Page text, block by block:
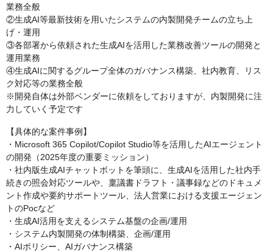
業務全般
②生成AI等最新技術を用いたシステムの内製開発チームの立ち上
げ・運用
③各部署から依頼された生成AIを活用した業務改善ツールの開発と
運用業務
④生成AIに関するグループ全体のガバナンス構築、社内教育、リス
ク対応等の業務全般
※開発自体は外部ベンダーに依頼をしておりますが、内製開発に注
力していく予定です
【具体的な案件事例】
・Microsoft 365 Copilot/Copilot Studio等を活用したAIエージェント
の開発（2025年度の重要ミッション）
・社内版生成AIチャットボットを筆頭に、生成AIを活用した社内手
続きの照会対応ツールや、稟議書ドラフト・議事録などのドキュメ
ント作成や要約サポートツール、法人営業における支援エージェン
トのPocなど
・生成AI活用を支えるシステム基盤の企画/運用
・システム内製開発の体制構築、企画/運用
・AIポリシー、AIガバナンス構築